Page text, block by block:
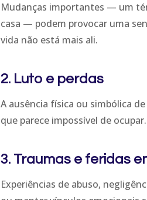
Mudanças importantes — um
casa — podem provocar uma
vida não está mais ali.
2. Luto e perdas
A ausência física ou simbólica
que parece impossível de ocupar.
3. Traumas e feridas
Experiências de abuso,